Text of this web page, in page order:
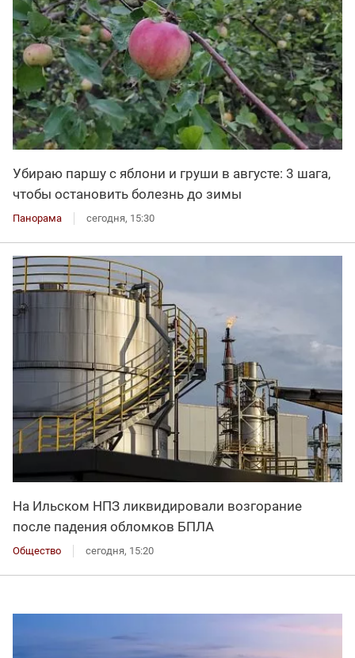
Убираю паршу с яблони и груши в августе: 3 шага,
чтобы остановить болезнь до зимы
Панорама сегодня, 15:30
На Ильском НПЗ ликвидировали возгорание
после падения обломков БПЛА
Общество сегодня, 15:20